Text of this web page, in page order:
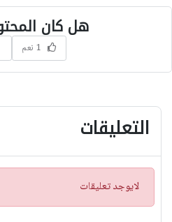
هل كان
1 نعم
التعليقات
ت
ن
لايوجد تعليقات